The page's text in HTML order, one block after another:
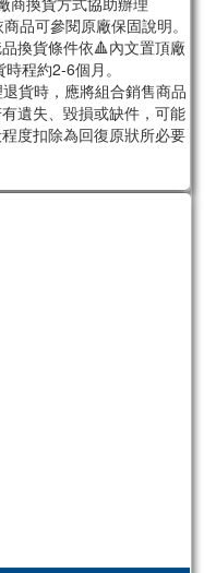
品可參閱原廠保固說明。
換貨條件依🔺內文置頂廠
程約2-6個月。
貨時，應將組合銷售商品
遺失、毀損或缺件，可能
度扣除為回復原狀所必要